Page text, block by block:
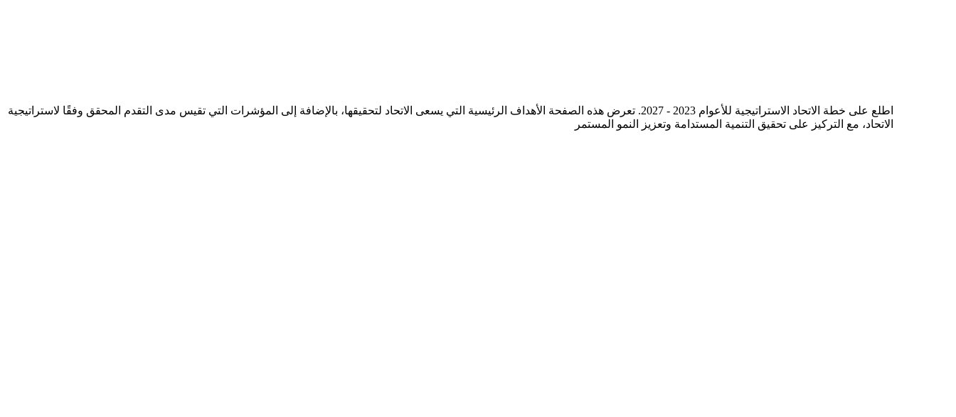
اطلع على خطة الاتحاد الاستراتيجية للأعوام 2023 - 2027. تعرض هذه الصفحة الأهداف الرئيسية التي يسعى الاتحاد لتحقيقها، بالإضافة إلى المؤشرات التي تقيس مدى التقدم المحقق وفقًا لاستراتيجية
الاتحاد، مع التركيز على تحقيق التنمية المستدامة وتعزيز النمو المستمر